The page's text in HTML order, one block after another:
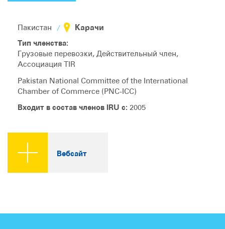
Пакистан Карачи
Тип членства:
Грузовые перевозки, Действительный член,
Ассоциация TIR
Pakistan National Committee of the International
Chamber of Commerce (PNC-ICC)
Входит в состав членов IRU с: 2005
Вебсайт